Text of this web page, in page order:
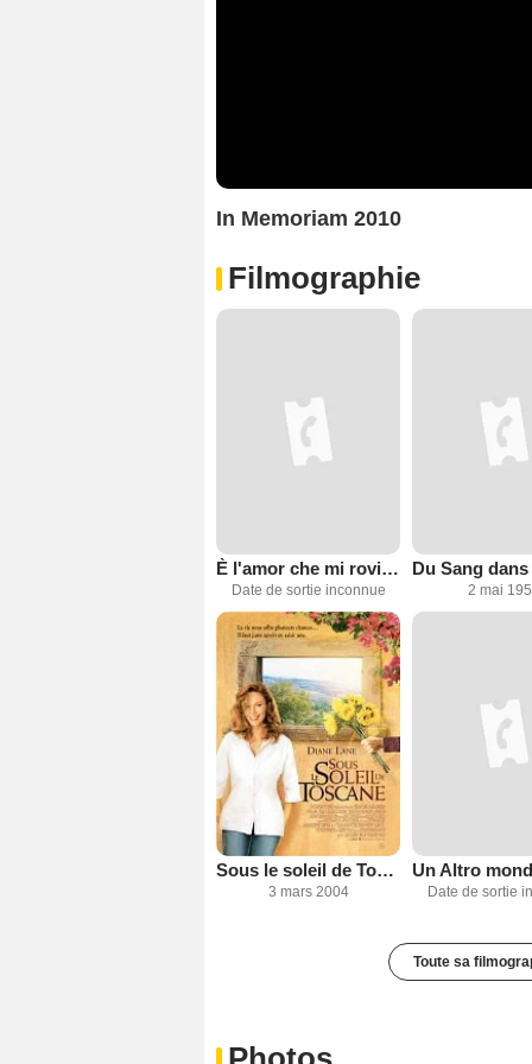
In Memoriam 2010
Filmographie
È l'amor che mi rovina
Date de sortie inconnue
Du Sang
2 mai
Sous le soleil de Toscane
3 mars 2004 Date de sortie
Toute sa